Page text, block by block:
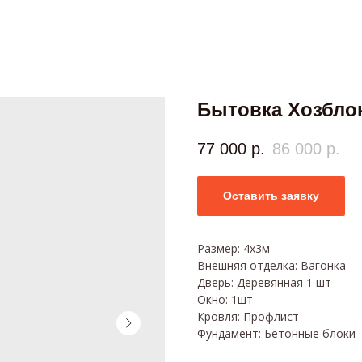
Бытовка
77 000 р. 86 000 р.
Оставить заявку
Размер: 4х3м
Внешняя отделка: Вагонка
Дверь: Деревянная 1 шт
Окно: 1шт
Кровля: Профлист
Фундамент: Бетонные блоки